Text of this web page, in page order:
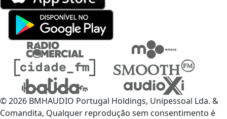
© 2026 BMHAUDIO Portugal Holdings, Unipessoal Lda. &
Comandita, Qualquer reprodução sem consentimento é